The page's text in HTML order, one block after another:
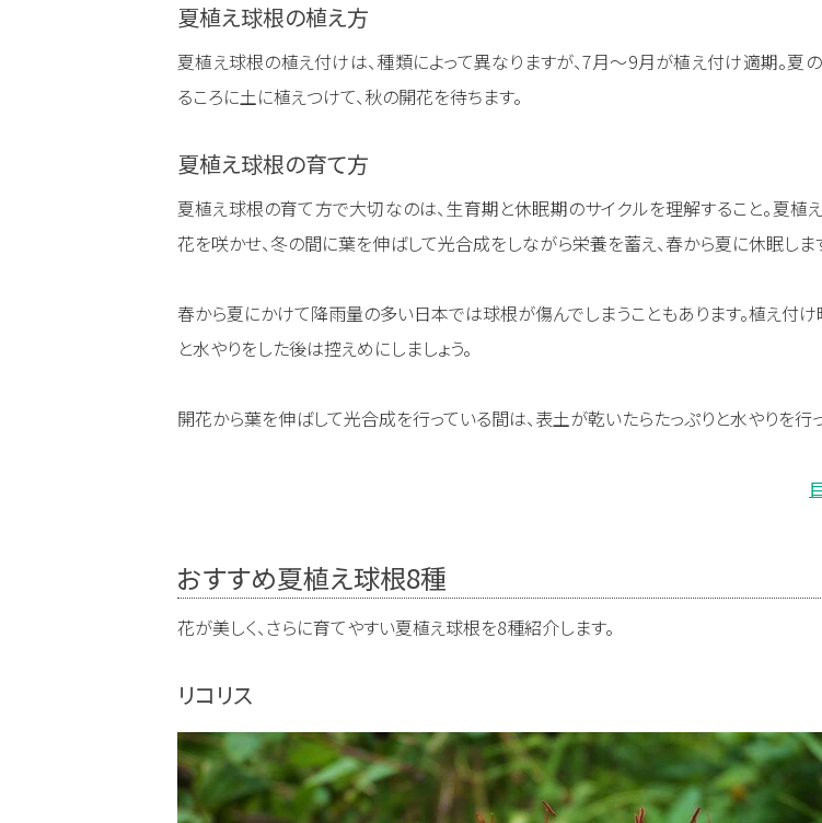
夏植え球根の植え方
夏植え球根の植え付けは、種類によって異なりますが、7月～9月が植え付け適期。夏
るころに土に植えつけて、秋の開花を待ちます。
夏植え球根の育て方
夏植え球根の育て方で大切なのは、生育期と休眠期のサイクルを理解すること。夏植
花を咲かせ、冬の間に葉を伸ばして光合成をしながら栄養を蓄え、春から夏に休眠しま
春から夏にかけて降雨量の多い日本では球根が傷んでしまうこともあります。植え付け
と水やりをした後は控えめにしましょう。
開花から葉を伸ばして光合成を行っている間は、表土が乾いたらたっぷりと水やりを行っ
おすすめ夏植え球根8種
花が美しく、さらに育てやすい夏植え球根を8種紹介します。
リコリス